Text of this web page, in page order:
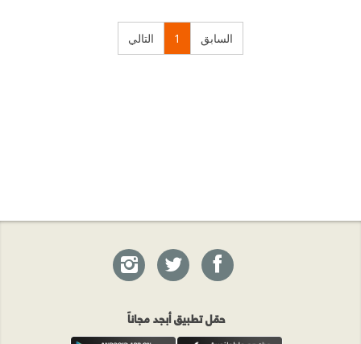
السابق 1 التالي
حمّل تطبيق أبجد مجاناً